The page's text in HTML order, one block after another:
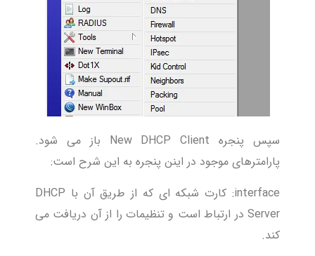
سپس پنجره New DHCP Client باز می شود.
پارامترهای موجود در اینن پنجره به این شرح است:
interface: کارت شبکه ای که از طریق آن با DHCP
Server در ارتباط است و تنظیمات را از آن دریافت می
کند.